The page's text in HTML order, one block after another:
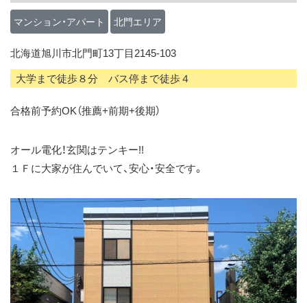
マンション・アパート 北門エリア
北海道旭川市北門町13丁目2145-103
大学まで徒歩８分 バス停まで徒歩４
合格前予約OK（推薦+前期+後期）
オール電化！玄関はテンキー!!
１Ｆに大家が住んでいて、安心・安全です。